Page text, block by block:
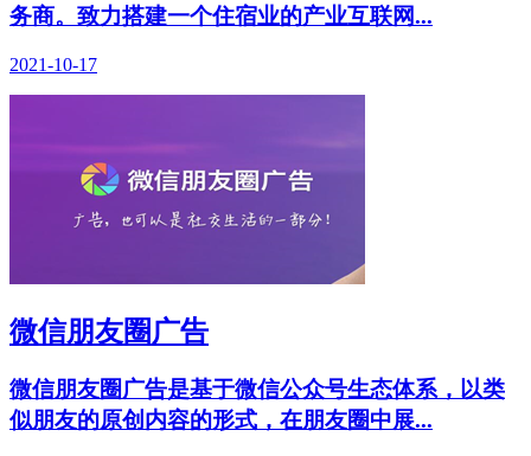
务商。致力搭建一个住宿业的产业互联网...
2021-10-17
微信朋友圈广告
微信朋友圈广告是基于微信公众号生态体系，以类
似朋友的原创内容的形式，在朋友圈中展...